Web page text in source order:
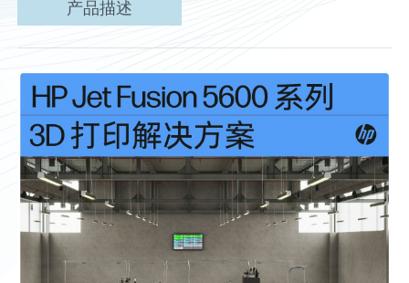
产品描述